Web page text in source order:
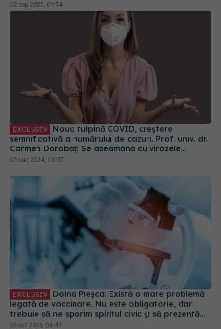
02 sep 2025, 09:54
EXCLUSIV
semnificativă a numărului de cazuri. Prof. univ. dr.
Carmen Dorobăț: Se aseamănă cu virozele
respiratorii. Nu necesită tratament simptomatic
03 aug 2024, 08:57
EXCLUSIV
legată de vaccinare. Nu este obligatorie, dar
trebuie să ne sporim spiritul civic și să prezentăm
corect minusurile și plusurile fiecărui vaccin
03 oct 2023, 08:47